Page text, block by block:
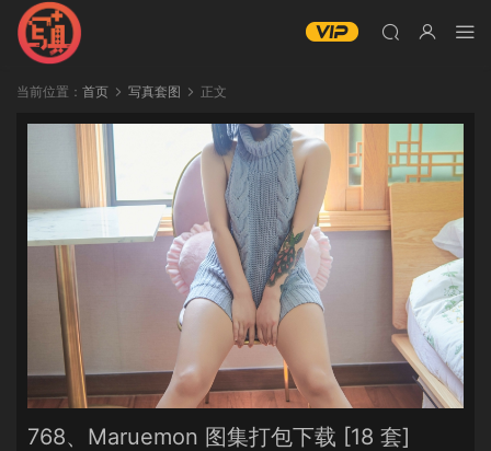
当前位置： 首页 写真套图 正文
768、Maruemon 图集打包下载 [18 套]